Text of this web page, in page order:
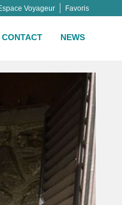
Favoris
Voyageur
CONTACT NEWS